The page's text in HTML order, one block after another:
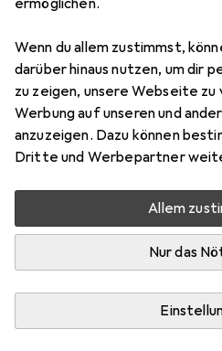
ermöglichen.
Wenn du allem zustimmst,
darüber hinaus nutzen, um dir
zu zeigen, unsere Webseite
Werbung auf unseren und
anzuzeigen. Dazu können
Dritte und Werbepartner
Allem
Nur das